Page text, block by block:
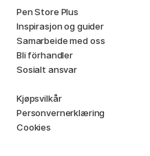
Pen Store Plus
Inspirasjon og guider
Samarbeide med oss
Bli förhandler
Sosialt ansvar
Kjøpsvilkår
Personvernerklæring
Cookies